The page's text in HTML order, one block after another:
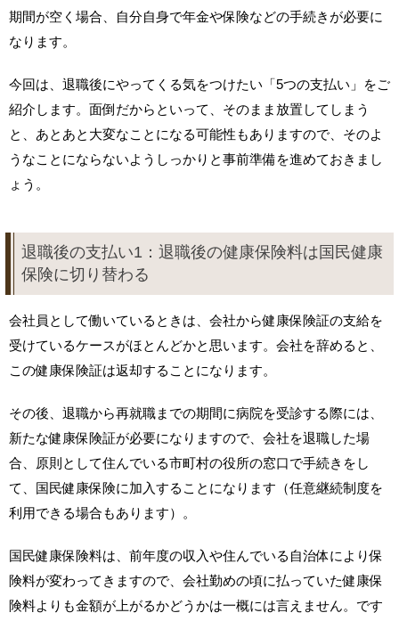
期間が空く場合、自分自身で年金や保険などの手続きが必要に
なります。
今回は、退職後にやってくる気をつけたい「5つの支払い」をご
紹介します。面倒だからといって、そのまま放置してしまう
と、あとあと大変なことになる可能性もありますので、そのよ
うなことにならないようしっかりと事前準備を進めておきまし
ょう。
退職後の支払い1：退職後の健康保険料は国民健康
保険に切り替わる
会社員として働いているときは、会社から健康保険証の支給を
受けているケースがほとんどかと思います。会社を辞めると、
この健康保険証は返却することになります。
その後、退職から再就職までの期間に病院を受診する際には、
新たな健康保険証が必要になりますので、会社を退職した場
合、原則として住んでいる市町村の役所の窓口で手続きをし
て、国民健康保険に加入することになります（任意継続制度を
利用できる場合もあります）。
国民健康保険料は、前年度の収入や住んでいる自治体により保
険料が変わってきますので、会社勤めの頃に払っていた健康保
険料よりも金額が上がるかどうかは一概には言えません。です